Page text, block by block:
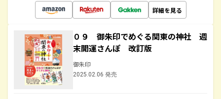
詳細を見る
０９ 御朱印でめぐる関東の神社 週
末開運さんぽ 改訂版
御朱印
2025.02.06 発売